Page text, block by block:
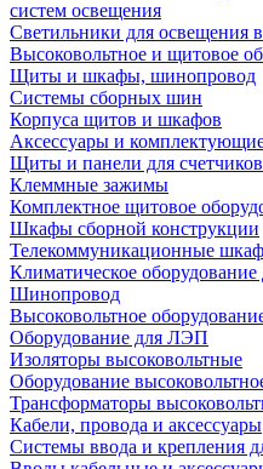
систем освещения
Светильники для освещения
Высоковольтное и щитовое
Щиты и шкафы, шинопровод
Системы сборных шин
Корпуса щитов и шкафов
Аксессуары и
Щиты и панели для счетчиков
Клеммные зажимы
Комплектное щитовое
Шкафы сборной конструкции
Телекоммуникационные
Климатическое
Шинопровод
Высоковольтное
Оборудование для ЛЭП
Изоляторы высоковольтные
Оборудование
Трансформаторы
Кабели, провода и аксессуары
Системы ввода и крепления